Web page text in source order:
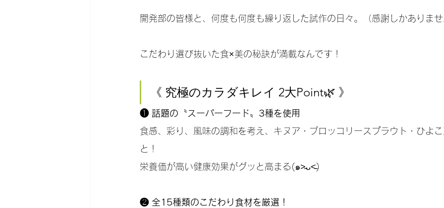
開発部の皆様と、何度も何度も繰り返した試作の日々。（感謝しかありませ
こだわり選び抜いた食×美の秘訣が満載なんです！
《 究極のカラダキレイ 2大Point🌿 》
❶ 話題の〝スーパーフード〟3種を使用
食感、彩り、風味の調和を考え、キヌア・ブロッコリースプラウト・ひよ
と！
栄養価が高い健康効果がグッと高まる(๑˃̵ᴗ˂̵)
❷ 全15種類のこだわり食材を厳選！